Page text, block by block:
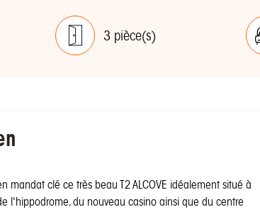
3 pièce(s)
mandat clé ce très beau T2 ALCOVE idéalement situé à
l'hippodrome, du nouveau casino ainsi que du centre